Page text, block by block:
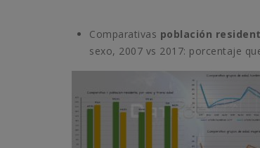
Comparativas población
sexo, 2007 vs 2017: porcentaje